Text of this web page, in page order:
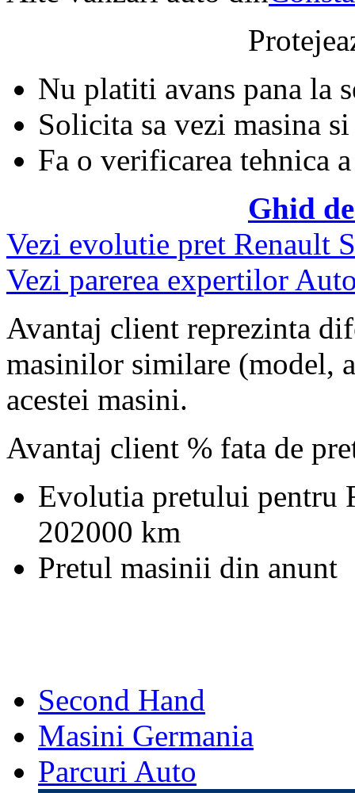
Nu platiti avans pana la
Solicita sa vezi masina si
Fa o verificarea tehnica
Ghid
Vezi evolutie pret Renault
Vezi parerea expertilor
Avantaj client reprezinta
masinilor similare (model,
acestei masini.
Avantaj client % fata de
Evolutia pretului pentru
202000 km
Pretul masinii din anunt
Second Hand
Masini Germania
Parcuri Auto